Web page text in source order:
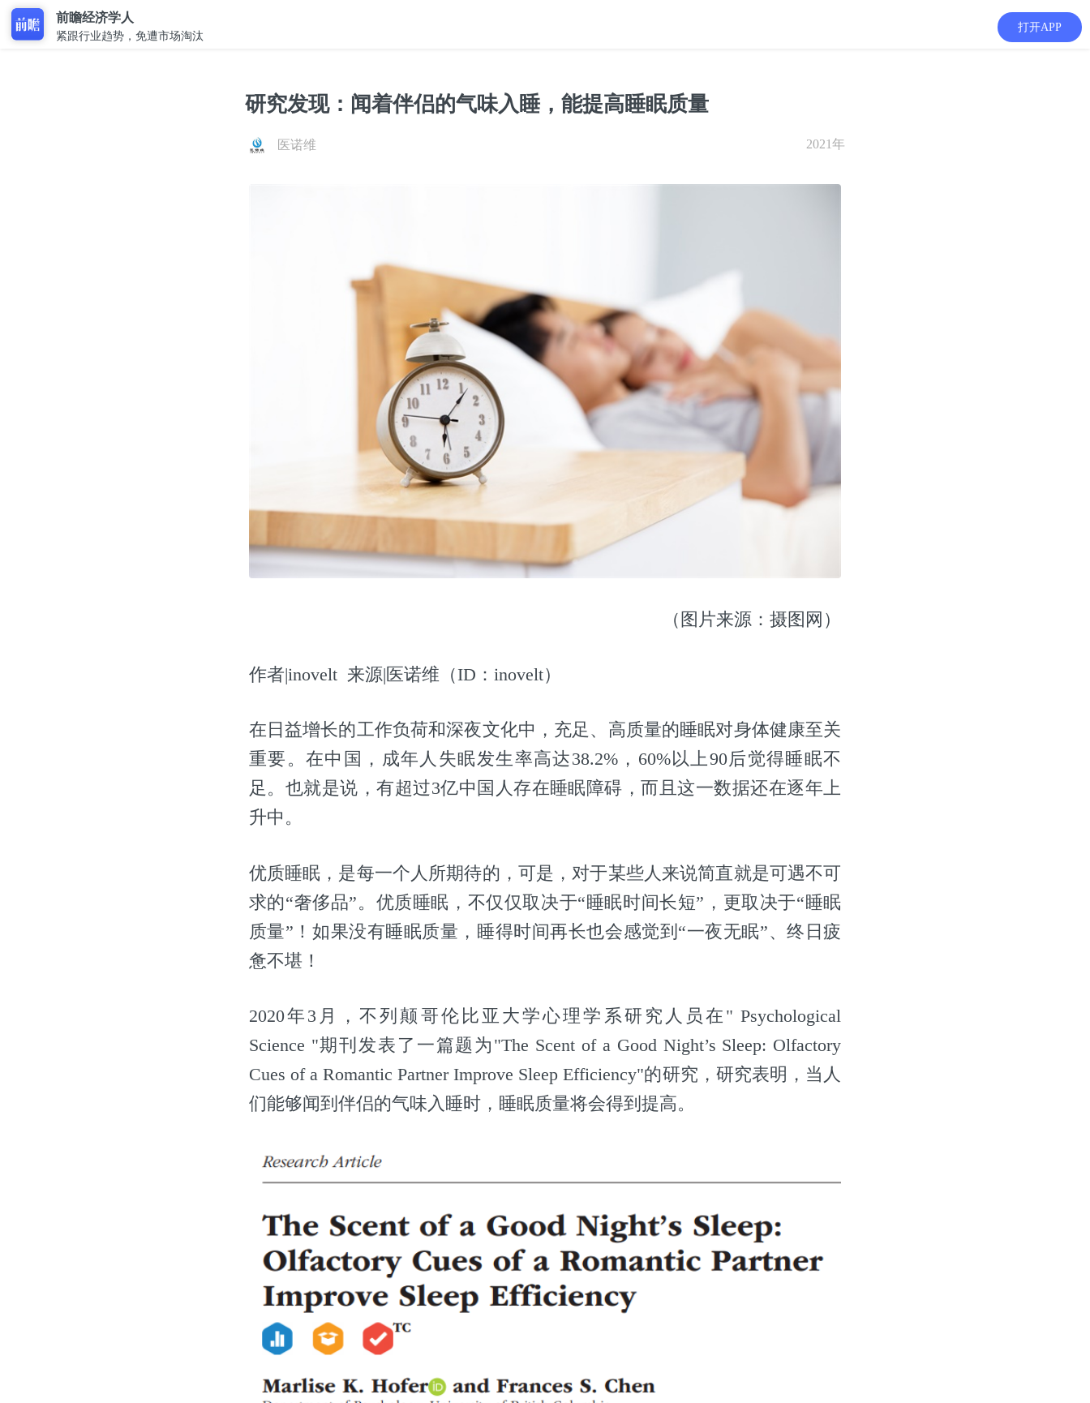
前瞻经济学人
紧跟行业趋势，免遭市场淘汰
打开APP
研究发现：闻着伴侣的气味入睡，能提高睡眠质量
医诺维 2021年
（图片来源：摄图网）
作者|inovelt 来源|医诺维（ID：inovelt）
在日益增长的工作负荷和深夜文化中，充足、高质量的睡眠对身体健康至关
重要。在中国，成年人失眠发生率高达38.2%，60%以上90后觉得睡眠不
足。也就是说，有超过3亿中国人存在睡眠障碍，而且这一数据还在逐年上
升中。
优质睡眠，是每一个人所期待的，可是，对于某些人来说简直就是可遇不可
求的“奢侈品”。优质睡眠，不仅仅取决于“睡眠时间长短”，更取决于“睡眠
质量”！如果没有睡眠质量，睡得时间再长也会感觉到“一夜无眠”、终日疲
惫不堪！
2020年3月，不列颠哥伦比亚大学心理学系研究人员在" Psychological
Science "期刊发表了一篇题为"The Scent of a Good Night’s Sleep: Olfactory
Cues of a Romantic Partner Improve Sleep Efficiency"的研究，研究表明，当人
们能够闻到伴侣的气味入睡时，睡眠质量将会得到提高。